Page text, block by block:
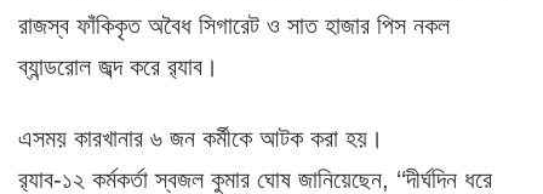
রাজস্ব ফাঁকিকৃত অবৈধ সিগারেট ও সাত হাজার পিস নকল
ব্যান্ডরোল জব্দ করে র‌্যাব।
এসময় কারখানার ৬ জন কর্মীকে আটক করা হয়।
র‌্যাব-১২ কর্মকর্তা স্বজল কুমার ঘোষ জানিয়েছেন, ‘‘দীর্ঘদিন ধরে